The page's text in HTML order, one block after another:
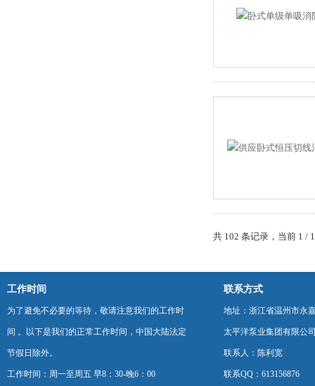
共 102 条记录，当前 1
工作时间
为了避免不必要的等待，敬请注意我们的工作时
间 。以下是我们的正常工作时间，中国大陆法定
节假日除外。
工作时间：周一至周五 早8：30-晚6：00
联系方式
地址：浙江省温州市永
太平洋泵业集团有限公
联系人：陈利宽
联系QQ：613156876